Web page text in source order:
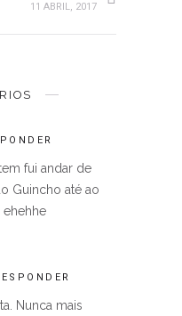
11 ABRIL, 2017
fui andar de
Guincho até ao
ehehhe
Nunca mais